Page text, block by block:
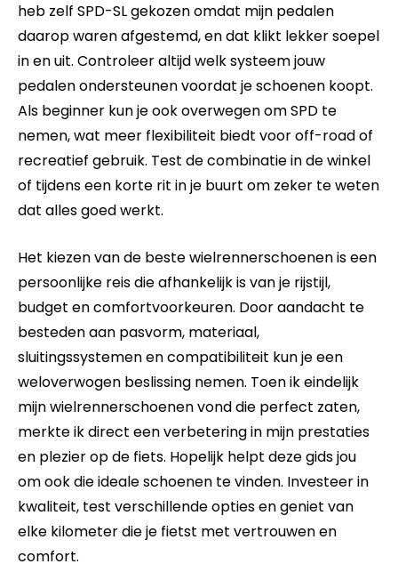
heb zelf SPD-SL gekozen omdat mijn pedalen
daarop waren afgestemd, en dat klikt lekker soepel
in en uit. Controleer altijd welk systeem jouw
pedalen ondersteunen voordat je schoenen koopt.
Als beginner kun je ook overwegen om SPD te
nemen, wat meer flexibiliteit biedt voor off-road of
recreatief gebruik. Test de combinatie in de winkel
of tijdens een korte rit in je buurt om zeker te weten
dat alles goed werkt.
Het kiezen van de beste wielrennerschoenen is een
persoonlijke reis die afhankelijk is van je rijstijl,
budget en comfortvoorkeuren. Door aandacht te
besteden aan pasvorm, materiaal,
sluitingssystemen en compatibiliteit kun je een
weloverwogen beslissing nemen. Toen ik eindelijk
mijn wielrennerschoenen vond die perfect zaten,
merkte ik direct een verbetering in mijn prestaties
en plezier op de fiets. Hopelijk helpt deze gids jou
om ook die ideale schoenen te vinden. Investeer in
kwaliteit, test verschillende opties en geniet van
elke kilometer die je fietst met vertrouwen en
comfort.